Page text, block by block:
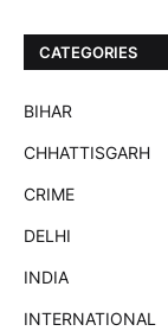
CATEGORIES
BIHAR
CHHATTISGARH
CRIME
DELHI
INDIA
INTERNATIONAL